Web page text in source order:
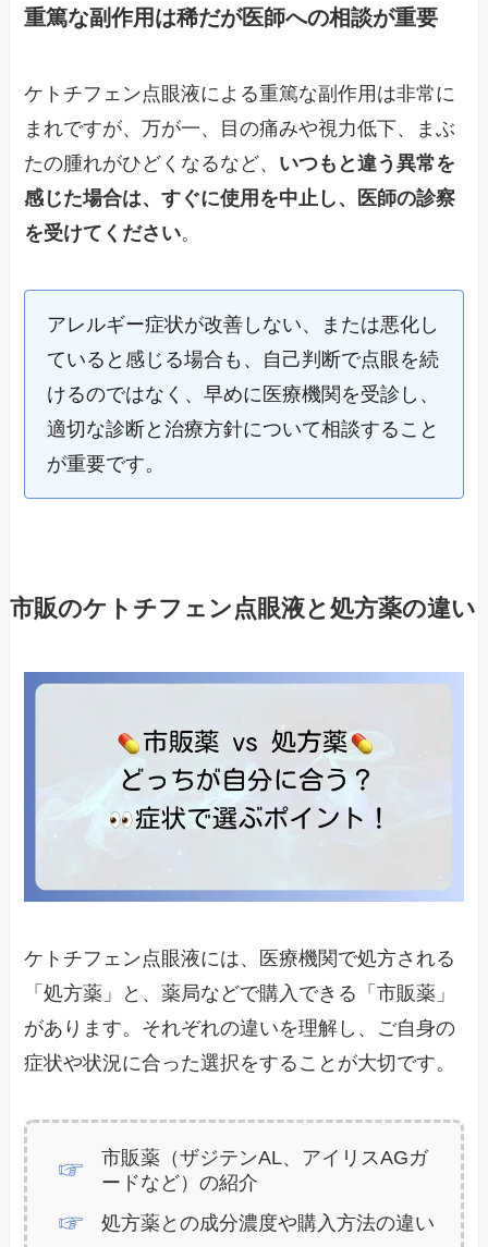
重篤な副作用は稀だが医師への相談が重要
ケトチフェン点眼液による重篤な副作用は非常に
まれですが、万が一、目の痛みや視力低下、まぶ
たの腫れがひどくなるなど、 いつもと違う異常を
感じた場合は、すぐに使用を中止し、医師の診察
を受けてください。
アレルギー症状が改善しない、または悪化し
ていると感じる場合も、自己判断で点眼を続
けるのではなく、早めに医療機関を受診し、
適切な診断と治療方針について相談すること
が重要です。
市販のケトチフェン点眼液と処方薬の違い
ケトチフェン点眼液には、医療機関で処方される
「処方薬」と、薬局などで購入できる「市販薬」
があります。それぞれの違いを理解し、ご自身の
症状や状況に合った選択をすることが大切です。
市販薬（ザジテンAL、アイリスAGガ
ードなど）の紹介
処方薬との成分濃度や購入方法の違い